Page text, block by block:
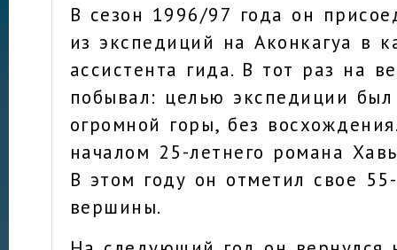
В сезон 1996/97 года он
из экспедиций на Аконкагуа в
ассистента гида. В тот раз на
побывал: целью экспедиции был
огромной горы, без
началом 25-летнего романа
В этом году он отметил свое
вершины.